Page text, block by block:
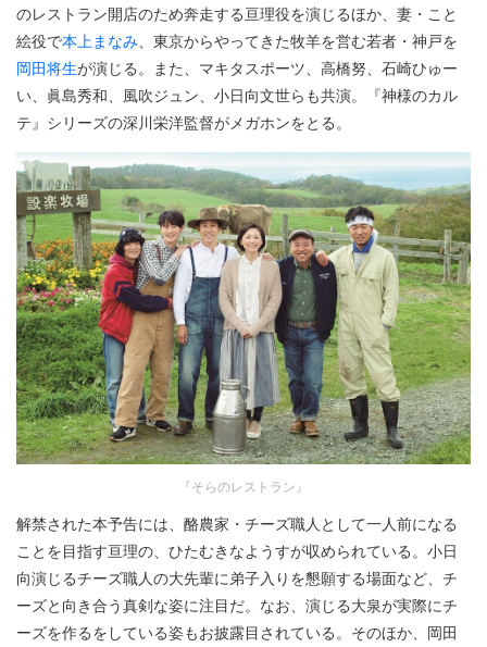
のレストラン開店のため奔走する亘理役を演じるほか、妻・こと
絵役で本上まなみ 、東京からやってきた牧羊を営む若者・神戸を
岡田将生が演じる。また、マキタスポーツ、高橋努、石崎ひゅー
い、眞島秀和、風吹ジュン、小日向文世らも共演。『神様のカル
テ』シリーズの深川栄洋監督がメガホンをとる。
『そらのレストラン』
解禁された本予告には、酪農家・チーズ職人として一人前になる
ことを目指す亘理の、ひたむきなようすが収められている。小日
向演じるチーズ職人の大先輩に弟子入りを懇願する場面など、チ
ーズと向き合う真剣な姿に注目だ。なお、演じる大泉が実際にチ
ーズを作るをしている姿もお披露目されている。そのほか、岡田